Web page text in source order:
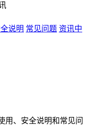
说明 常见问题 资讯中
用、安全说明和常见问